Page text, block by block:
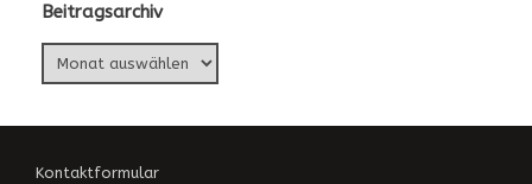
Beitragsarchiv
Kontaktformular